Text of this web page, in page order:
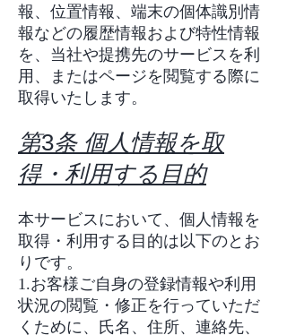
報、位置情報、端末の個体識別情
報などの履歴情報および特性情報
を、当社や提携先のサービスを利
用、またはページを閲覧する際に
取得いたします。
第3条 個人情報を取
得・利用する目的
本サービスにおいて、個人情報を
取得・利用する目的は以下のとお
りです。
1.お客様ご自身の登録情報や利用
状況の閲覧・修正を行っていただ
くために、氏名、住所、連絡先、